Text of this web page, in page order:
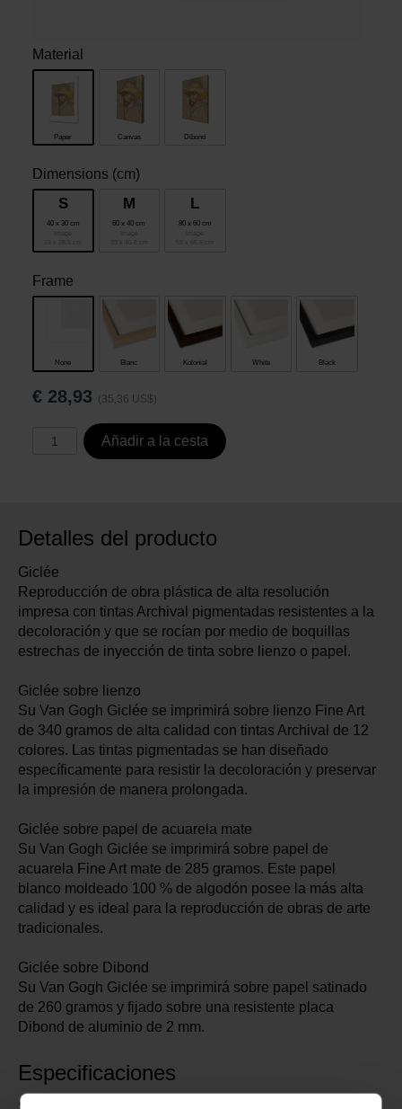
Material
Paper Canvas Dibond
Dimensions (cm)
S
40 x 30 cm
M
60 x 40 cm
L
80 x 60 cm
Frame
None Blanc Kolonial White Black
€ 28,93 (35,36 US$)
Añadir a la cesta
Detalles del producto
Giclée
Reproducción de obra plástica de alta resolución
impresa con tintas Archival pigmentadas resistentes a la
decoloración y que se rocían por medio de boquillas
estrechas de inyección de tinta sobre lienzo o papel.
Giclée sobre lienzo
Su Van Gogh Giclée se imprimirá sobre lienzo Fine Art
de 340 gramos de alta calidad con tintas Archival de 12
colores. Las tintas pigmentadas se han diseñado
específicamente para resistir la decoloración y preservar
la impresión de manera prolongada.
Giclée sobre papel de acuarela mate
Su Van Gogh Giclée se imprimirá sobre papel de
acuarela Fine Art mate de 285 gramos. Este papel
blanco moldeado 100 % de algodón posee la más alta
calidad y es ideal para la reproducción de obras de arte
tradicionales.
Giclée sobre Dibond
Su Van Gogh Giclée se imprimirá sobre papel satinado
de 260 gramos y fijado sobre una resistente placa
Dibond de aluminio de 2 mm.
Especificaciones